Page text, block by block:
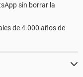
sin borrar la
de 4.000 años de